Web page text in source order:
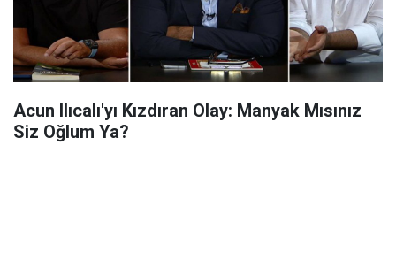
Acun Ilıcalı'yı Kızdıran Olay: Manyak Mısınız
Siz Oğlum Ya?